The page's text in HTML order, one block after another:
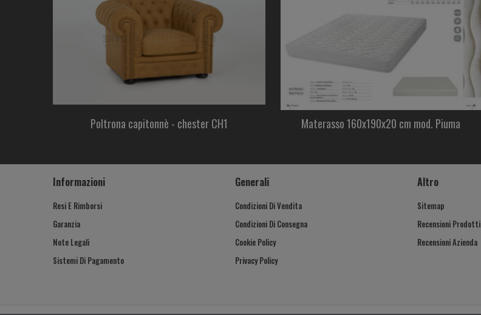
Poltrona capitonnè - chester CH1 Materasso 160x190x20 cm mod. Piuma
Informazioni
Resi E Rimborsi
Garanzia
Note Legali
Sistemi Di Pagamento
Generali
Condizioni Di Vendita
Condizioni Di Consegna
Cookie Policy
Privacy Policy
Altro
Sitemap
Recensioni Prodotti
Recensioni Azienda